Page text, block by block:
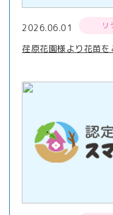
2026.06.01 リ
荏原花園様より花苗